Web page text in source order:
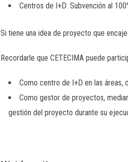
Centros de I+D: Subvención al
Si tiene una idea de proyecto que
Recordarle que CETECIMA puede
Como centro de I+D en las áreas,
Como gestor de proyectos,
gestión del proyecto durante su